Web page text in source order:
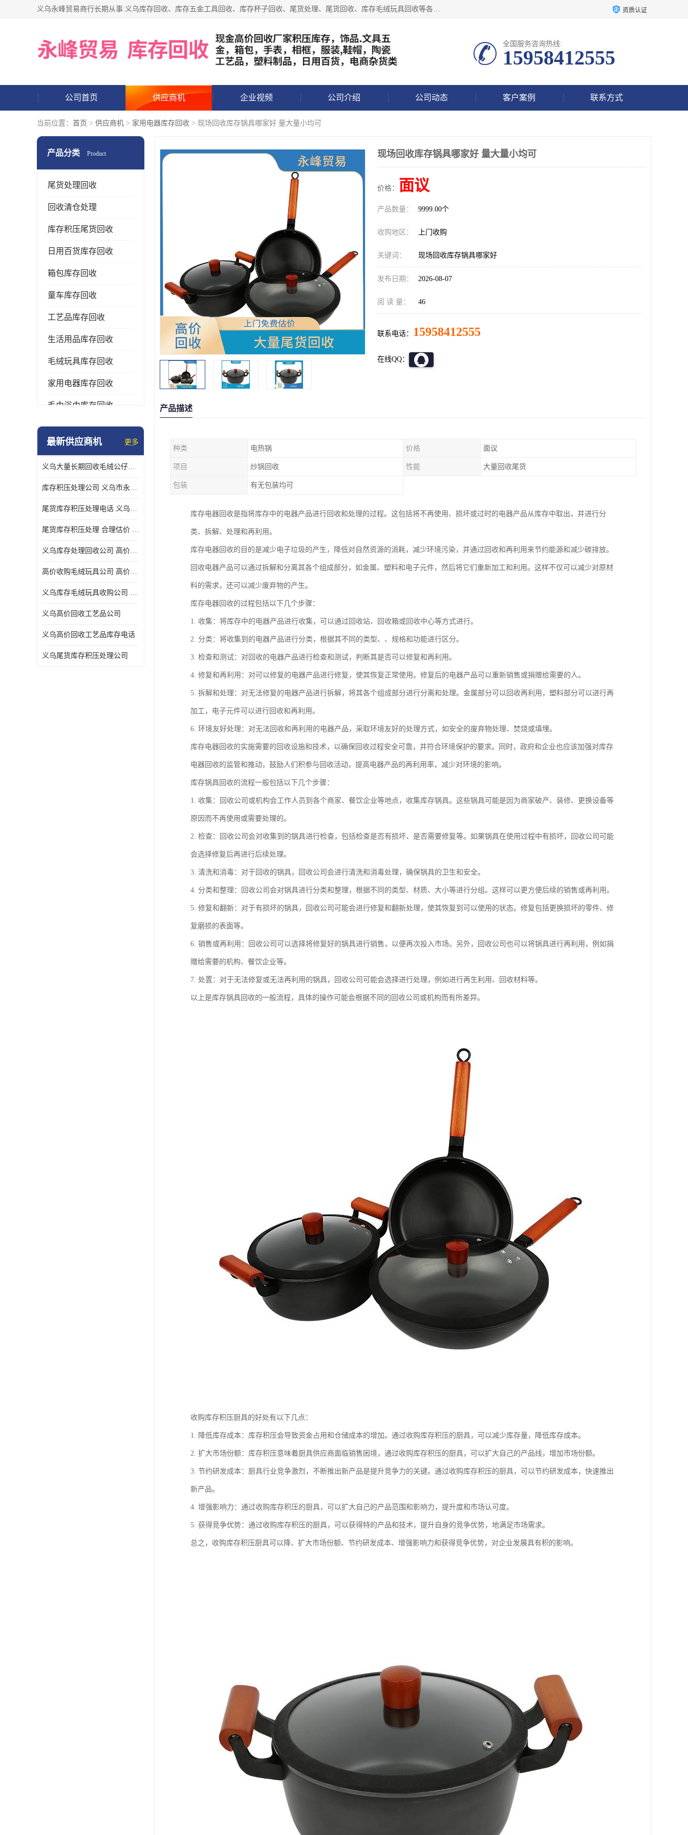
义乌永峰贸易商行长期从事:义乌库存回收、库存五金工具回收、库存杯子回收、尾货处理、尾货回收、库存毛绒玩具回收等各类产品库存回收，我们一直秉承：“，专业收购，价格从优，互惠互利，现金交易，价格公道”七大原则。欢迎有库存处理的老板来电洽谈! 资质认证
全国服务咨询热线:
15958412555
公司首页 供应商机 企业视频 公司介绍 公司动态 客户案例 联系方式
当前位置： 首页 > 供应商机 > 家用电器库存回收 > 现场回收库存锅具哪家好 量大量小均可
产品分类 Product
尾货处理回收
回收清仓处理
库存积压尾货回收
日用百货库存回收
箱包库存回收
童车库存回收
工艺品库存回收
生活用品库存回收
毛绒玩具库存回收
家用电器库存回收
毛巾浴巾库存回收
水杯保温杯库存回收
五金工具库存回收
库存厨具回收
最新供应商机 更多
义乌大量长期回收毛绒公仔公司 高价回收库存积压 高价回收 欢迎电话咨询
库存积压处理公司 义乌市永峰贸易商行
尾货库存积压处理电话 义乌市永峰贸易商行
尾货库存积压处理 合理估价 量大量小均可
义乌库存处理回收公司 高价回收库存积压 大量尾货回收
高价收购毛绒玩具公司 高价回收库存积压 回收库存 二手勿扰
义乌库存毛绒玩具收购公司 高价回收库存积压 义乌市永峰贸易商行
义乌高价回收工艺品公司
义乌高价回收工艺品库存电话
义乌尾货库存积压处理公司
现场回收库存锅具哪家好 量大量小均可
价格： 面议
产品数量： 9999.00个
收购地区： 上门收购
关键词： 现场回收库存锅具哪家好
发布日期： 2026-08-07
阅 读 量： 46
联系电话： 15958412555
在线QQ：
产品描述
种类 电热锅 价格 面议
项目 炒锅回收 性能 大量回收尾货
包装 有无包装均可
库存电器回收是指将库存中的电器产品进行回收和处理的过程。这包括将不再使用、损坏或过时的电器产品从库存中取出，并进行分
类、拆解、处理和再利用。
库存电器回收的目的是减少电子垃圾的产生，降低对自然资源的消耗，减少环境污染，并通过回收和再利用来节约能源和减少碳排放。
回收电器产品可以通过拆解和分离其各个组成部分，如金属、塑料和电子元件，然后将它们重新加工和利用。这样不仅可以减少对原材
料的需求，还可以减少废弃物的产生。
库存电器回收的过程包括以下几个步骤：
1. 收集：将库存中的电器产品进行收集，可以通过回收站、回收箱或回收中心等方式进行。
2. 分类：将收集到的电器产品进行分类，根据其不同的类型、、规格和功能进行区分。
3. 检查和测试：对回收的电器产品进行检查和测试，判断其是否可以修复和再利用。
4. 修复和再利用：对可以修复的电器产品进行修复，使其恢复正常使用。修复后的电器产品可以重新销售或捐赠给需要的人。
5. 拆解和处理：对无法修复的电器产品进行拆解，将其各个组成部分进行分离和处理。金属部分可以回收再利用，塑料部分可以进行再
加工，电子元件可以进行回收和再利用。
6. 环境友好处理：对无法回收和再利用的电器产品，采取环境友好的处理方式，如安全的废弃物处理、焚烧或填埋。
库存电器回收的实施需要的回收设施和技术，以确保回收过程安全可靠，并符合环境保护的要求。同时，政府和企业也应该加强对库存
电器回收的监管和推动，鼓励人们积参与回收活动，提高电器产品的再利用率，减少对环境的影响。
库存锅具回收的流程一般包括以下几个步骤：
1. 收集：回收公司或机构会工作人员到各个商家、餐饮企业等地点，收集库存锅具。这些锅具可能是因为商家破产、装修、更换设备等
原因而不再使用或需要处理的。
2. 检查：回收公司会对收集到的锅具进行检查，包括检查是否有损坏、是否需要修复等。如果锅具在使用过程中有损坏，回收公司可能
会选择修复后再进行后续处理。
3. 清洗和消毒：对于回收的锅具，回收公司会进行清洗和消毒处理，确保锅具的卫生和安全。
4. 分类和整理：回收公司会对锅具进行分类和整理，根据不同的类型、材质、大小等进行分组。这样可以更方便后续的销售或再利用。
5. 修复和翻新：对于有损坏的锅具，回收公司可能会进行修复和翻新处理，使其恢复到可以使用的状态。修复包括更换损坏的零件、修
复磨损的表面等。
6. 销售或再利用：回收公司可以选择将修复好的锅具进行销售，以便再次投入市场。另外，回收公司也可以将锅具进行再利用，例如捐
赠给需要的机构、餐饮企业等。
7. 处置：对于无法修复或无法再利用的锅具，回收公司可能会选择进行处理，例如进行再生利用、回收材料等。
以上是库存锅具回收的一般流程，具体的操作可能会根据不同的回收公司或机构而有所差异。
收购库存积压厨具的好处有以下几点：
1. 降低库存成本：库存积压会导致资金占用和仓储成本的增加。通过收购库存积压的厨具，可以减少库存量，降低库存成本。
2. 扩大市场份额：库存积压意味着厨具供应商面临销售困境，通过收购库存积压的厨具，可以扩大自己的产品线，增加市场份额。
3. 节约研发成本：厨具行业竞争激烈，不断推出新产品是提升竞争力的关键。通过收购库存积压的厨具，可以节约研发成本，快速推出
新产品。
4. 增强影响力：通过收购库存积压的厨具，可以扩大自己的产品范围和影响力，提升度和市场认可度。
5. 获得竞争优势：通过收购库存积压的厨具，可以获得特的产品和技术，提升自身的竞争优势，地满足市场需求。
总之，收购库存积压厨具可以降、扩大市场份额、节约研发成本、增强影响力和获得竞争优势，对企业发展具有积的影响。